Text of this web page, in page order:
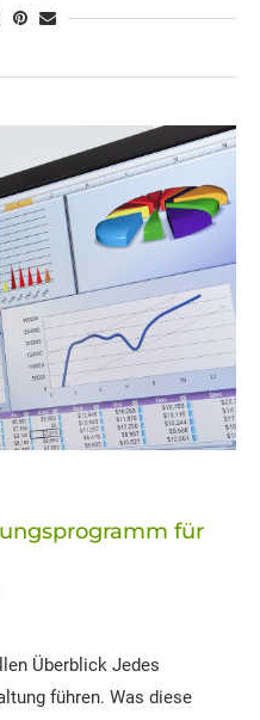
für
Überblick Jedes
führen. Was diese